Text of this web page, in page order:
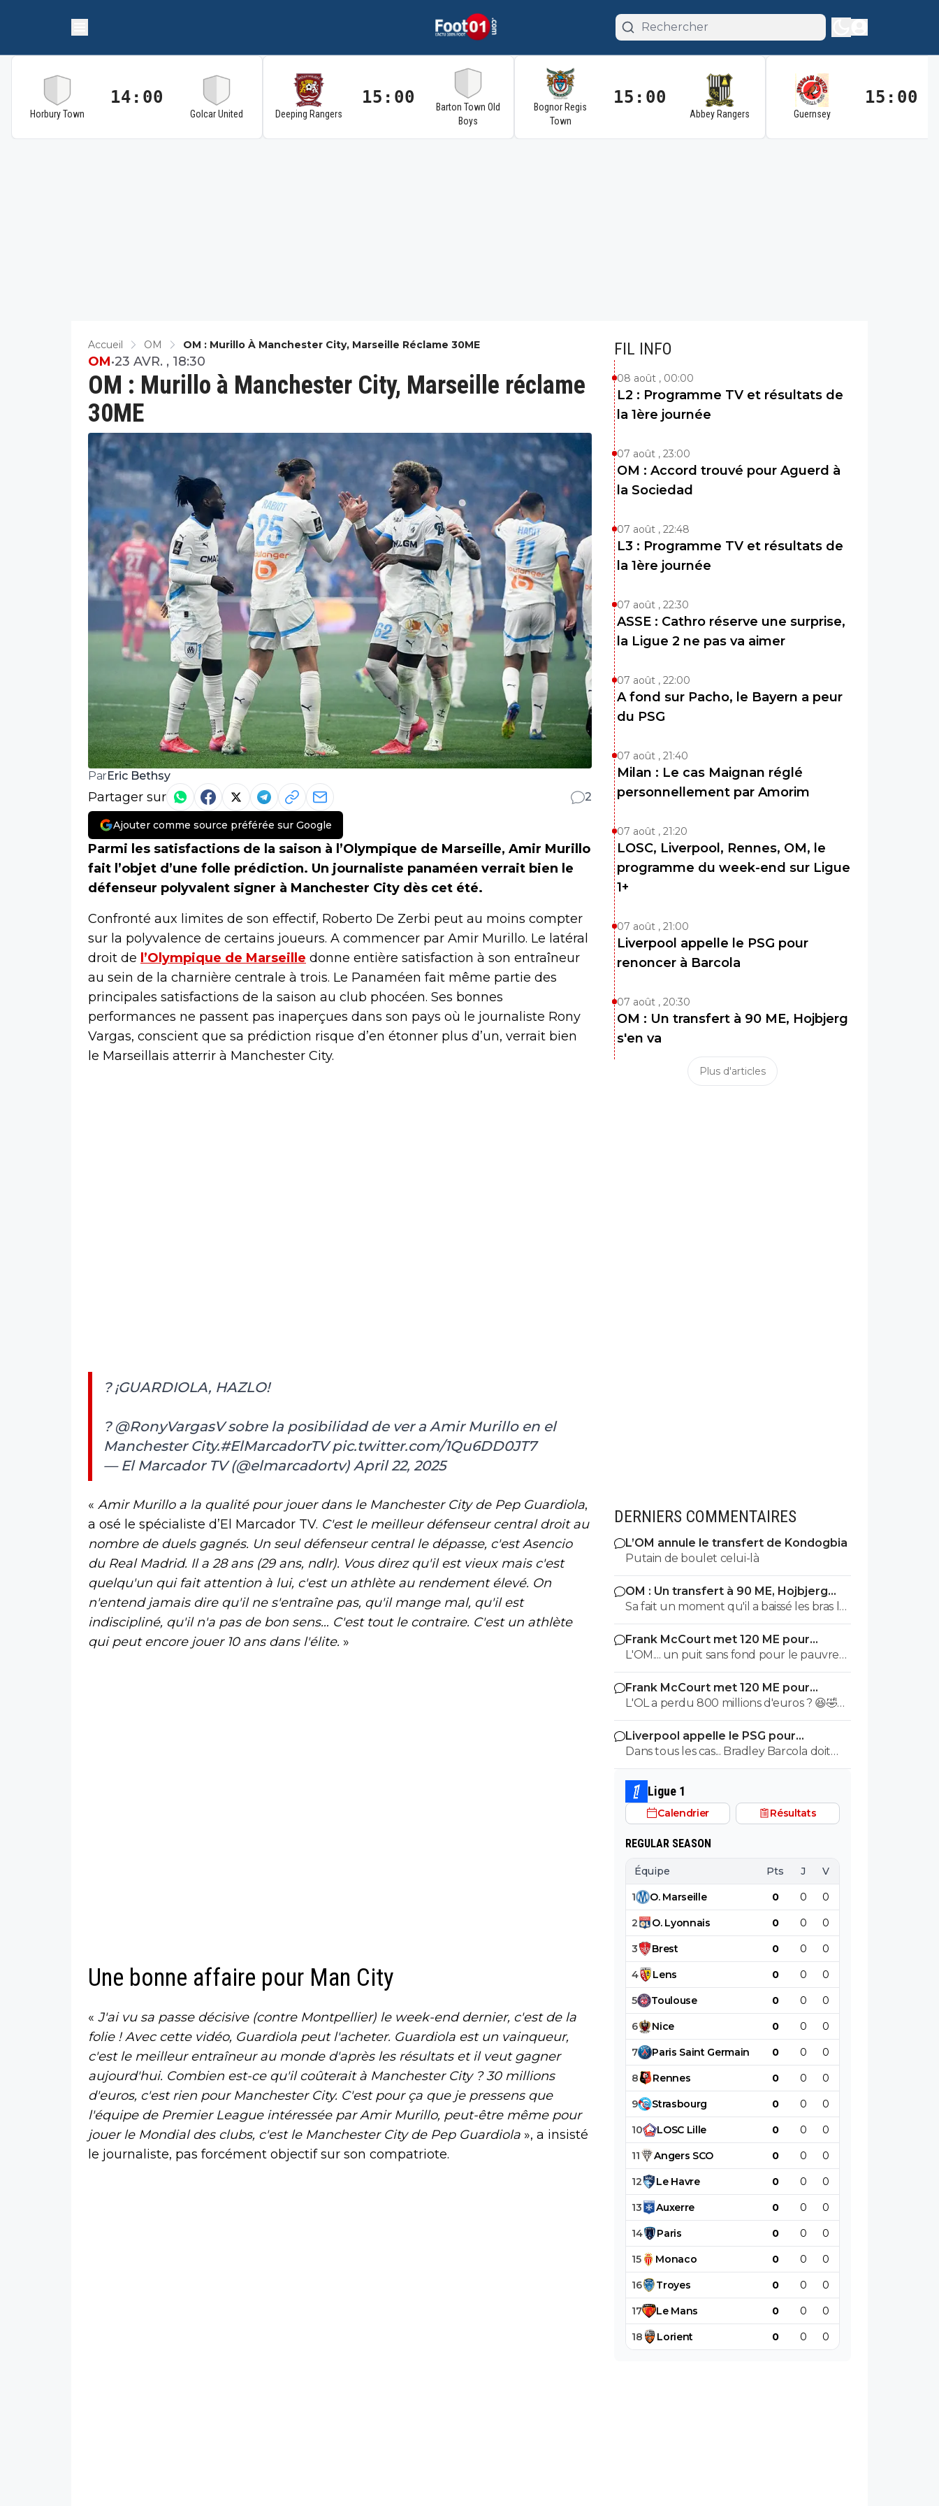
Horbury Town
14:00
Golcar United Deeping Rangers
15:00
Barton Town Old
Boys
Bognor Regis
Town
15:00
Abbey Rangers Guernsey
15:00
Accueil OM OM : Murillo À Manchester City, Marseille Réclame 30ME
OM : Murillo à Manchester City, Marseille réclame
30ME
OM•23 AVR. , 18:30
ParEric Bethsy
Partager sur 2
Ajouter comme source préférée sur Google
Parmi les satisfactions de la saison à l’Olympique de Marseille, Amir Murillo
fait l’objet d’une folle prédiction. Un journaliste panaméen verrait bien le
défenseur polyvalent signer à Manchester City dès cet été.
Confronté aux limites de son effectif, Roberto De Zerbi peut au moins compter
sur la polyvalence de certains joueurs. A commencer par Amir Murillo. Le latéral
droit de l’Olympique de Marseille donne entière satisfaction à son entraîneur
au sein de la charnière centrale à trois. Le Panaméen fait même partie des
principales satisfactions de la saison au club phocéen. Ses bonnes
performances ne passent pas inaperçues dans son pays où le journaliste Rony
Vargas, conscient que sa prédiction risque d’en étonner plus d’un, verrait bien
le Marseillais atterrir à Manchester City.
? ¡GUARDIOLA, HAZLO!
?️ @RonyVargasVsobre la posibilidad de ver a Amir Murillo en el
Manchester City.#ElMarcadorTV pic.twitter.com/1Qu6DD0JT7
— El Marcador TV (@elmarcadortv) April 22, 2025
« Amir Murillo a la qualité pour jouer dans le Manchester City de Pep Guardiola,
a osé le spécialiste d’El Marcador TV. C'est le meilleur défenseur central droit au
nombre de duels gagnés. Un seul défenseur central le dépasse, c'est Asencio
du Real Madrid. Il a 28 ans (29 ans, ndlr). Vous direz qu'il est vieux mais c'est
quelqu'un qui fait attention à lui, c'est un athlète au rendement élevé. On
n'entend jamais dire qu'il ne s'entraîne pas, qu'il mange mal, qu'il est
indiscipliné, qu'il n'a pas de bon sens… C'est tout le contraire. C'est un athlète
qui peut encore jouer 10 ans dans l'élite. »
Une bonne affaire pour Man City
« J'ai vu sa passe décisive (contre Montpellier) le week-end dernier, c'est de la
folie ! Avec cette vidéo, Guardiola peut l'acheter. Guardiola est un vainqueur,
c'est le meilleur entraîneur au monde d'après les résultats et il veut gagner
aujourd'hui. Combien est-ce qu'il coûterait à Manchester City ? 30 millions
d'euros, c'est rien pour Manchester City. C'est pour ça que je pressens que
l'équipe de Premier League intéressée par Amir Murillo, peut-être même pour
jouer le Mondial des clubs, c'est le Manchester City de Pep Guardiola », a insisté
le journaliste, pas forcément objectif sur son compatriote.
FIL INFO
08 août , 00:00
L2 : Programme TV et résultats de
la 1ère journée
07 août , 23:00
OM : Accord trouvé pour Aguerd à
la Sociedad
07 août , 22:48
L3 : Programme TV et résultats de
la 1ère journée
07 août , 22:30
ASSE : Cathro réserve une surprise,
la Ligue 2 ne pas va aimer
07 août , 22:00
A fond sur Pacho, le Bayern a peur
du PSG
07 août , 21:40
Milan : Le cas Maignan réglé
personnellement par Amorim
07 août , 21:20
LOSC, Liverpool, Rennes, OM, le
programme du week-end sur Ligue
1+
07 août , 21:00
Liverpool appelle le PSG pour
renoncer à Barcola
07 août , 20:30
OM : Un transfert à 90 ME, Hojbjerg
s'en va
Plus d'articles
DERNIERS COMMENTAIRES
L’OM annule le transfert de Kondogbia
Putain de boulet celui-là
OM : Un transfert à 90 ME, Hojbjerg
s'en va
Sa fait un moment qu'il a baissé les bras la
première saison il etait top mais depuis
quelques match etait en dessus. Merci et
bon vent a lui pour le reste de sa carrière
...
Frank McCourt met 120 ME pour
sauver l’OM !
L'OM.... un puit sans fond pour le pauvre
Frank McCourt.
Frank McCourt met 120 ME pour
sauver l’OM !
L'OL a perdu 800 millions d'euros ? 😆🤣😂
Pourquoi pas un milliard tant que tu y es !
^^
Liverpool appelle le PSG pour
renoncer à Barcola
Dans tous les cas... Bradley Barcola doit
être très inquiet. Ce qui est vraiment
compréhensible lorsque l'on sait
comment le PSG a traiter Kylian Mbappé
lorsqu'il avait voulu quitter le PSG.
Ligue 1
Calendrier Résultats
REGULAR SEASON
Équipe Pts J V
1 O. Marseille 0 0 0
2 O. Lyonnais 0 0 0
3 Brest 0 0 0
4 Lens 0 0 0
5 Toulouse 0 0 0
6 Nice 0 0 0
7 Paris Saint Germain 0 0 0
8 Rennes 0 0 0
9 Strasbourg 0 0 0
10 LOSC Lille 0 0 0
11 Angers SCO 0 0 0
12 Le Havre 0 0 0
13 Auxerre 0 0 0
14 Paris 0 0 0
15 Monaco 0 0 0
16 Troyes 0 0 0
17 Le Mans 0 0 0
18 Lorient 0 0 0